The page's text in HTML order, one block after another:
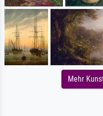
Mehr